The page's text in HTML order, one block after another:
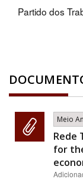
Partido dos
Meio
Rede
for